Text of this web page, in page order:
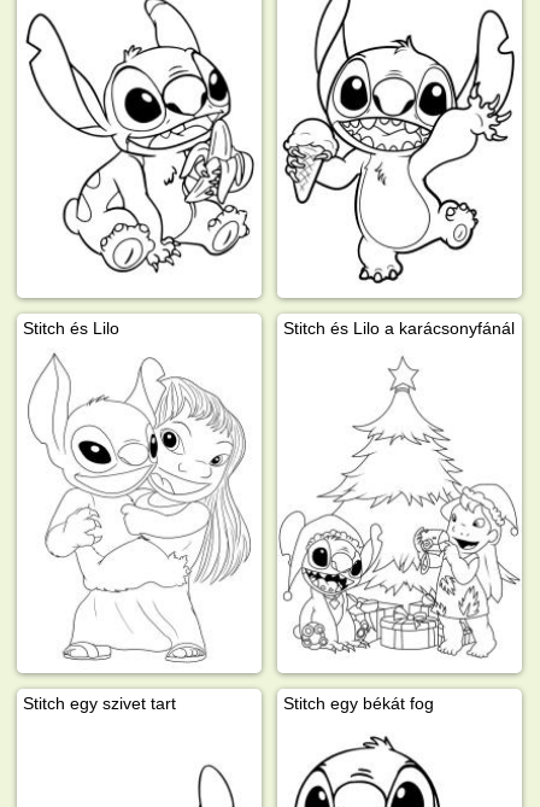
Stitch és Lilo Stitch és Lilo a karácsonyfánál
Stitch egy szivet tart Stitch egy békát fog